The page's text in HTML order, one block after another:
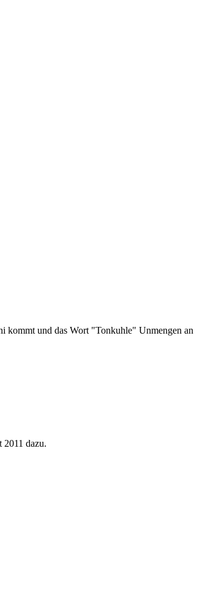
kommt und das Wort "Tonkuhle" Unmengen an
2011 dazu.